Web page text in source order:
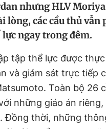
Bạn cần
soạn Liên hệ
nhưng HLV
lòng, các cầu thủ vẫn
ngay trong đêm.
tập thể lực được
và giám sát trực tiếp
Toàn bộ 26
những giáo án
Đồng thời, những